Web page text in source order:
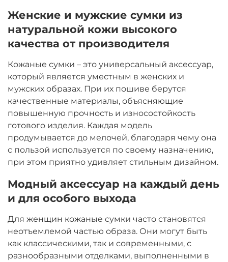
Женские и мужские сумки из
натуральной кожи высокого
качества от производителя
Кожаные сумки – это универсальный аксессуар,
который является уместным в женских и
мужских образах. При их пошиве берутся
качественные материалы, объясняющие
повышенную прочность и износостойкость
готового изделия. Каждая модель
продумывается до мелочей, благодаря чему она
с пользой используется по своему назначению,
при этом приятно удивляет стильным дизайном.
Модный аксессуар на каждый день
и для особого выхода
Для женщин кожаные сумки часто становятся
неотъемлемой частью образа. Они могут быть
как классическими, так и современными, с
разнообразными отделками, выполненными в